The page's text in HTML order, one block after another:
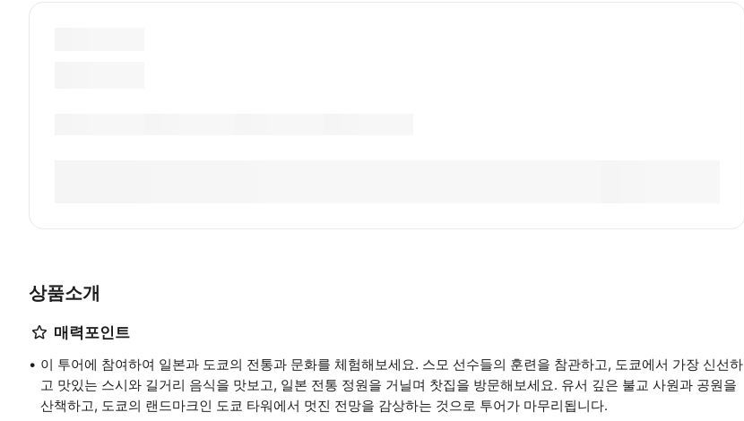
상품소개
매력포인트
이 투어에 참여하여 일본과 도쿄의 전통과 문화를 체험해보세요. 스모 선수들의 훈련을 참관하고, 도쿄에서 가장 신선하
고 맛있는 스시와 길거리 음식을 맛보고, 일본 전통 정원을 거닐며 찻집을 방문해보세요. 유서 깊은 불교 사원과 공원을
산책하고, 도쿄의 랜드마크인 도쿄 타워에서 멋진 전망을 감상하는 것으로 투어가 마무리됩니다.